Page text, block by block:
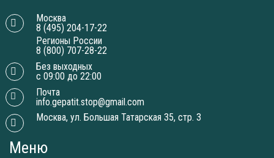
Москва
8 (495) 204-17-22
Регионы России
8 (800) 707-28-22
Без выходных
с 09:00 до 22:00
Почта
info.gepatit.stop@gmail.com
Москва, ул. Большая Татарская 35, стр. 3
Меню